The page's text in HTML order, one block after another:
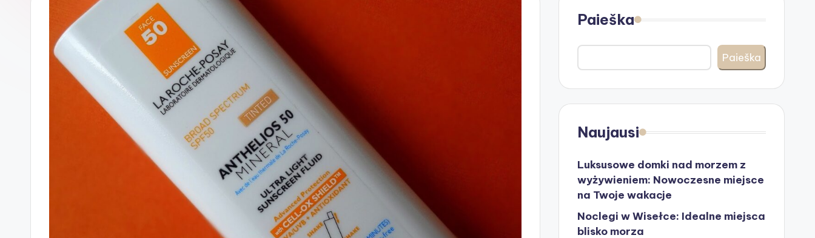
Paieška
Paieška
Naujausi
Luksusowe domki nad morzem z
wyżywieniem: Nowoczesne miejsce
na Twoje wakacje
Noclegi w Wisełce: Idealne miejsca
blisko morza